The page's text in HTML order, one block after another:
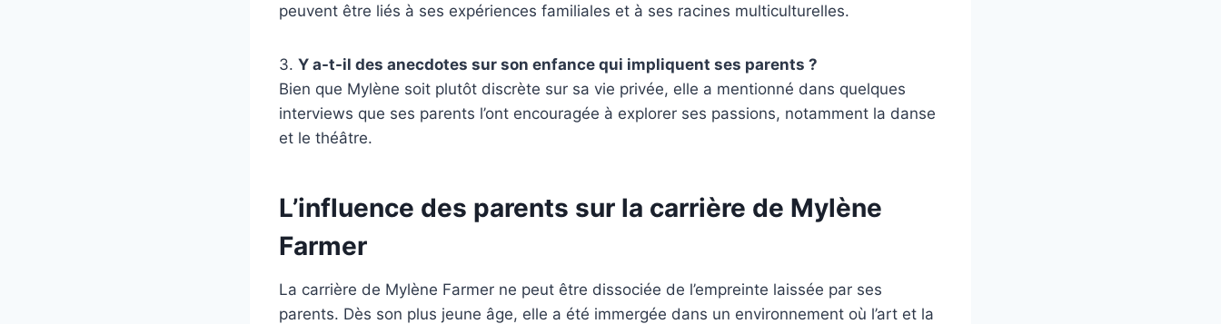
peuvent être liés à ses expériences familiales et à ses racines multiculturelles.
3. Y a-t-il des anecdotes sur son enfance qui impliquent ses parents ?
Bien que Mylène soit plutôt discrète sur sa vie privée, elle a mentionné dans quelques
interviews que ses parents l’ont encouragée à explorer ses passions, notamment la danse
et le théâtre.
L’influence des parents sur la carrière de Mylène
Farmer
La carrière de Mylène Farmer ne peut être dissociée de l’empreinte laissée par ses
parents. Dès son plus jeune âge, elle a été immergée dans un environnement où l’art et la